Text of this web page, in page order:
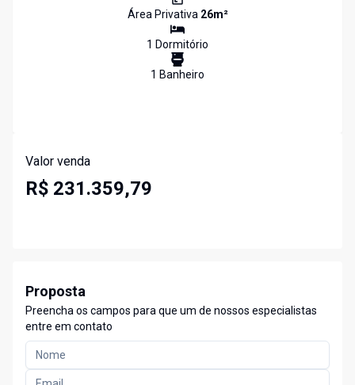
Área Privativa 26m²
1 Dormitório
1 Banheiro
Valor venda
R$ 231.359,79
Proposta
Preencha os campos para que um de nossos especialistas
entre em contato